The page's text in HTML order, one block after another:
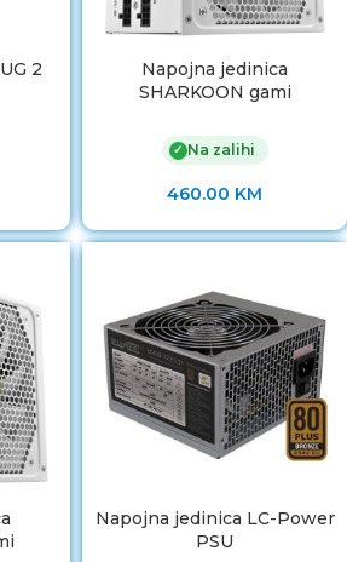
2
Napojna jedinica
SHARKOON gami
✓ Na zalihi
460.00 KM
Napojna jedinica LC-Power
PSU